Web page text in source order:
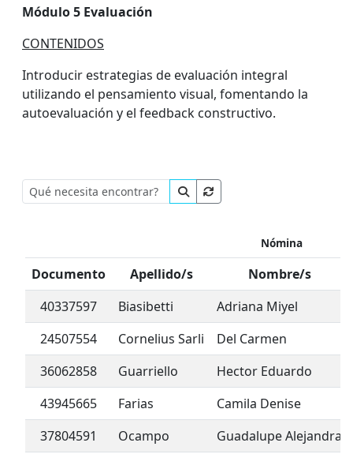
Módulo 5 Evaluación
CONTENIDOS
Introducir estrategias de evaluación integral
utilizando el pensamiento visual, fomentando la
autoevaluación y el feedback constructivo.
Nómina
Documento Apellido/s
Nombre/s
40337597
Biasibetti
Adriana Miyel
24507554
Cornelius Sarli
Del Carmen
36062858
Guarriello
Hector Eduardo
43945665
Farias
Camila Denise
37804591
Ocampo
Guadalupe Alejandra